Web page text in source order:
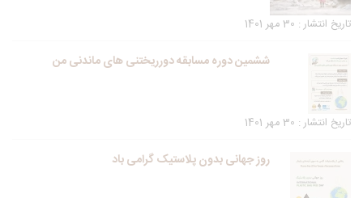
تاریخ انتشار : 30 مهر 1401
ششمین دوره مسابقه دورریختنی های ماندنی من
تاریخ انتشار : 30 مهر 1401
روز جهانی بدون پلاستیک گرامی باد